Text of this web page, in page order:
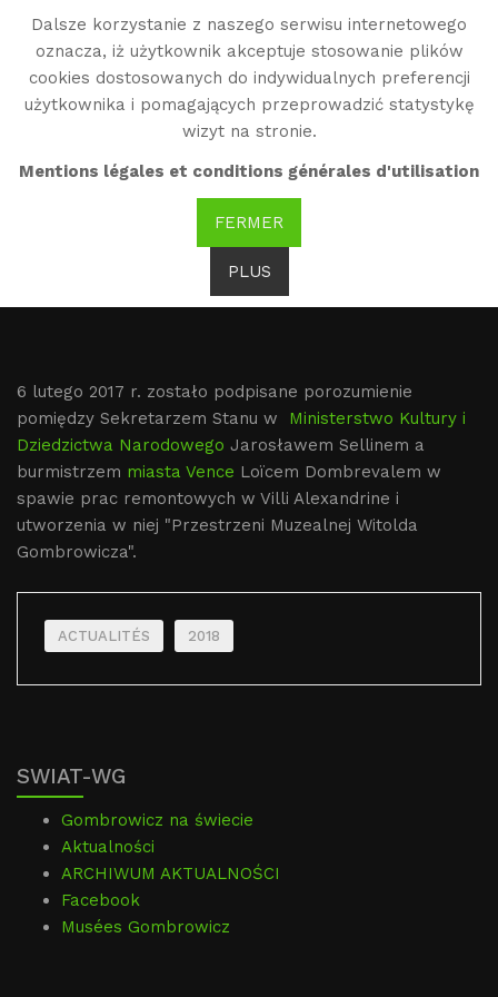
Dalsze korzystanie z naszego serwisu internetowego
oznacza, iż użytkownik akceptuje stosowanie plików
cookies dostosowanych do indywidualnych preferencji
użytkownika i pomagających przeprowadzić statystykę
wizyt na stronie.
Mentions légales et conditions générales d'utilisation
FERMER
PLUS
Witold Gombrowicz
6.02.2017, Porozumienie
o otworzeniu Przestrzeni
Muzealnej Gombrowicza
6 lutego 2017 r. zostało podpisane porozumienie
pomiędzy Sekretarzem Stanu w Ministerstwo Kultury i
Dziedzictwa Narodowego Jarosławem Sellinem a
burmistrzem miasta Vence Loïcem Dombrevalem w
spawie prac remontowych w Villi Alexandrine i
utworzenia w niej "Przestrzeni Muzealnej Witolda
Gombrowicza".
ACTUALITÉS 2018
SWIAT-WG
Gombrowicz na świecie
Aktualności
ARCHIWUM AKTUALNOŚCI
Facebook
Musées Gombrowicz